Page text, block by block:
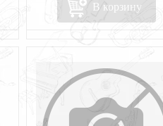
В корзину